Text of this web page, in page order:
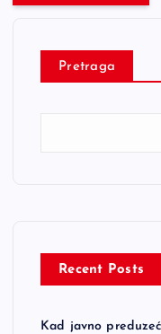
Pretraga
Recent Posts
Kad javno